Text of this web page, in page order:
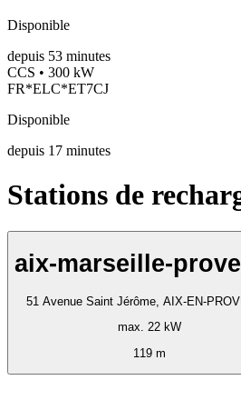
Disponible
depuis 53 minutes
CCS • 300 kW
FR*ELC*ET7CJ
Disponible
depuis 17 minutes
Stations de
aix-marseille-
51 Avenue Saint Jérôme, AIX-EN-
max. 22 kW
119 m